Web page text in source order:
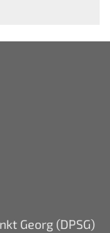
Georg (DPSG)